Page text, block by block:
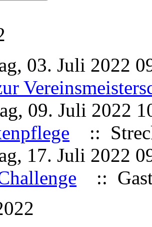
03. Juli 2022
09. Juli 2022
::
17. Juli 2022
::